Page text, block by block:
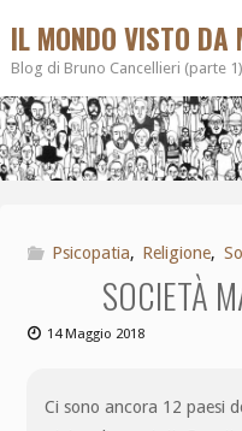
IL MONDO VISTO DA
Blog di Bruno Cancellieri (parte 1)
Psicopatia, Religione,
SOCIETÀ
14 Maggio 2018
Ci sono ancora 12 paesi